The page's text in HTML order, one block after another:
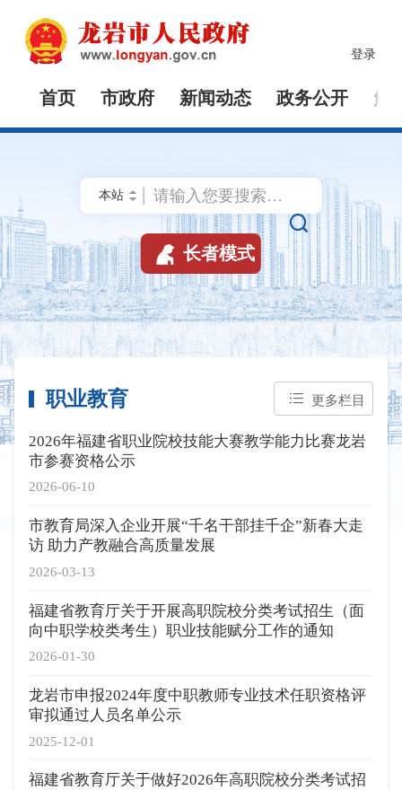
登录
首页 市政府 新闻动态 政务公开 解

 长者模式
职业教育 更多栏目
2026-06-10
2026年福建省职业院校技能大赛教学能力比赛龙岩
市参赛资格公示
2026-03-13
市教育局深入企业开展“千名干部挂千企”新春大走
访 助力产教融合高质量发展
2026-01-30
福建省教育厅关于开展高职院校分类考试招生（面
向中职学校类考生）职业技能赋分工作的通知
2025-12-01
龙岩市申报2024年度中职教师专业技术任职资格评
审拟通过人员名单公示
福建省教育厅关于做好2026年高职院校分类考试招